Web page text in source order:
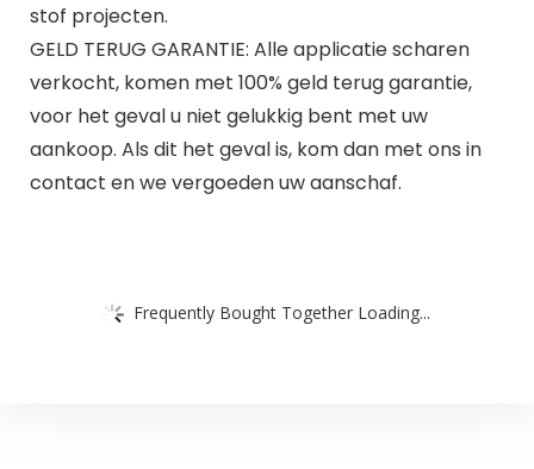
stof projecten.
GELD TERUG GARANTIE: Alle applicatie scharen
verkocht, komen met 100% geld terug garantie,
voor het geval u niet gelukkig bent met uw
aankoop. Als dit het geval is, kom dan met ons in
contact en we vergoeden uw aanschaf.
Frequently Bought Together Loading...